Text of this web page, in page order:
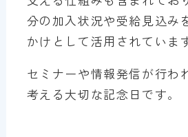
分の加入状況や受給見込み
かけとして活用されていま
セミナーや情報発信が行わ
考える大切な記念日です。